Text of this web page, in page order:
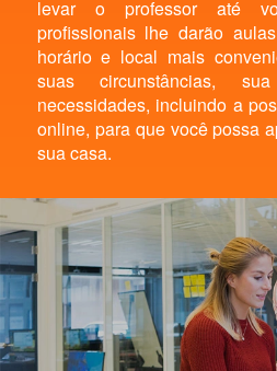
levar o professor até
profissionais lhe darão
horário e local mais
suas circunstâncias,
necessidades, incluindo a
online, para que você possa
sua casa.